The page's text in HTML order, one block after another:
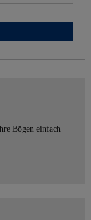
Bögen einfach